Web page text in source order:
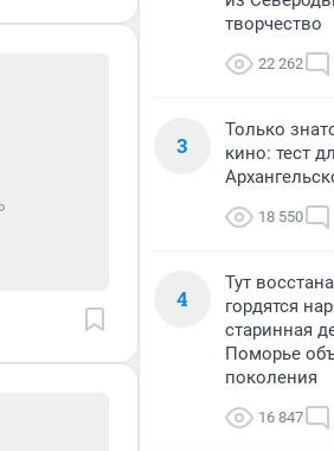
творчество
22 262
3
Только
кино: тест
18 550
4
Тут
гордятся
старинная
Поморье
поколения
16 847